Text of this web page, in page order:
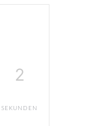
2
SEKUNDEN